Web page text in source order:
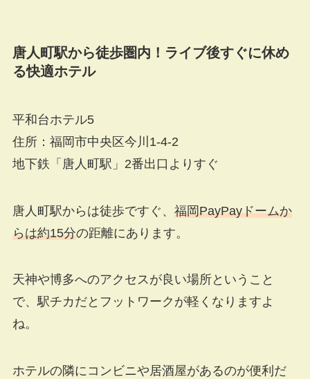
唐人町駅から徒歩圏内！ライブ後すぐに休め
る快適ホテル
平和台ホテル5
住所：福岡市中央区今川1-4-2
地下鉄「唐人町駅」2番出口よりすぐ
唐人町駅からは徒歩ですぐ、 福岡PayPayドームか
らは約15分の距離にあります。
天神や博多へのアクセスが良い場所ということ
で、駅チカだとフットワークが軽くなりますよ
ね。
ホテルの隣にコンビニや居酒屋があるのが便利だ